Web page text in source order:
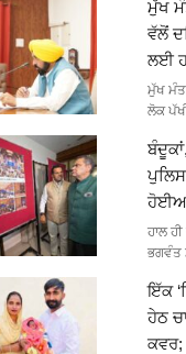
ਮੁੱਖ
ਵੱਲੋਂ
ਲਈ
ਮੁੱਖ
ਲੋਕ
ਹਾਲ
ਭਗਵੰਤ
ਇੱਕ
ਹੇਠ
ਕਵਰ;